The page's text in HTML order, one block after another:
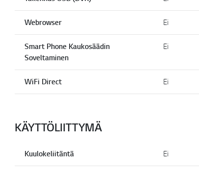
Webrowser Ei
Smart Phone Kaukosäädin
Soveltaminen
Ei
WiFi Direct Ei
KÄYTTÖLIITTYMÄ
Kuulokeliitäntä Ei